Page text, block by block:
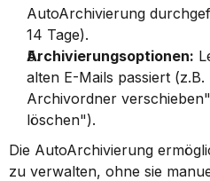
AutoArchivierung
14 Tage).
Archivierungsoptionen:
alten E-Mails passiert (z.B.
Archivordner
löschen").
Die AutoArchivierung
zu verwalten, ohne sie